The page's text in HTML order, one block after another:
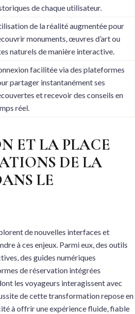
de chaque utilisateur.
de la réalité augmentée pour
monuments, œuvres d’art ou
naturels de manière interactive.
facilitée via des plateformes
partager instantanément ses
et recevoir des conseils en
réel.
ET LA PLACE
DE LA
LE
de nouvelles interfaces et
à ces enjeux. Parmi eux, des outils
des guides numériques
de réservation intégrées
les voyageurs interagissent avec
de cette transformation repose en
à offrir une expérience fluide, fiable